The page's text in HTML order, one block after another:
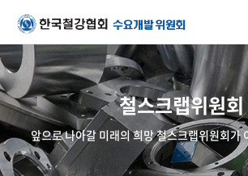
철스크랩위원회
앞으로 나아갈 미래의 희망 철스크랩위원회가